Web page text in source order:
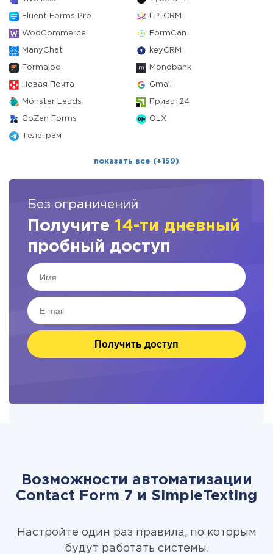
Fluent Forms Pro LP-CRM
WooCommerce FormCan
ManyChat keyCRM
Formaloo Monobank
Новая Почта Gmail
Monster Leads Приват24
GoZen Forms OLX
Телеграм
показать все (+159)
Без ограничений
Получите 14-ти дневный
пробный доступ
Получить доступ
Возможности автоматизации
Contact Form 7 и SimpleTexting
Настройте один раз правила, по которым
будут работать системы.